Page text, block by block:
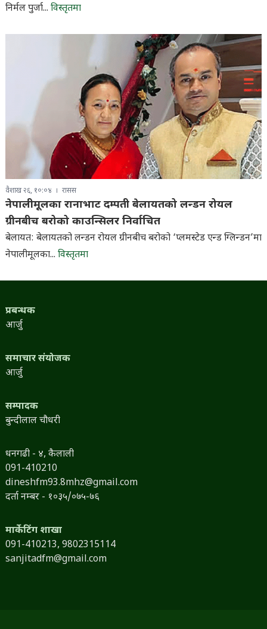
निर्मल पुर्जा... विस्तृतमा
वैशाख २६, १०:०४ रासस
नेपालीमूलका रानाभाट दम्पती बेलायतको लन्डन रोयल
ग्रीनबीच बरोको काउन्सिलर निर्वाचित
बेलायत: बेलायतको लन्डन रोयल ग्रीनबीच बरोको ‘प्लमस्टेड एन्ड ग्लिन्डन’मा
नेपालीमूलका... विस्तृतमा
प्रबन्धक
आर्जु
समाचार संयोजक
आर्जु
सम्पादक
बुन्दीलाल चौधरी
धनगढी - ४, कैलाली
091-410210
dineshfm93.8mhz@gmail.com
दर्ता नम्बर - १०३५/०७५-७६
मार्केटिंग शाखा
091-410213, 9802315114
sanjitadfm@gmail.com